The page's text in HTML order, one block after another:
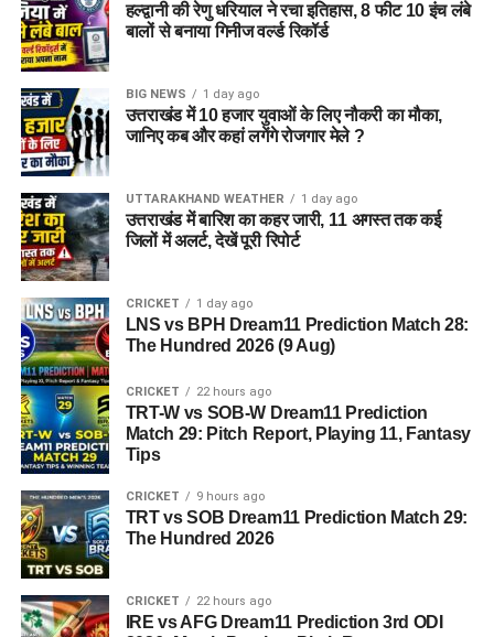
हल्द्वानी की रेणु धरियाल ने रचा इतिहास, 8 फीट 10 इंच लंबे
बालों से बनाया गिनीज वर्ल्ड रिकॉर्ड
BIG NEWS 1 day ago
उत्तराखंड में 10 हजार युवाओं के लिए नौकरी का मौका,
जानिए कब और कहां लगेंगे रोजगार मेले ?
UTTARAKHAND WEATHER 1 day ago
उत्तराखंड में बारिश का कहर जारी, 11 अगस्त तक कई
जिलों में अलर्ट, देखें पूरी रिपोर्ट
CRICKET 1 day ago
LNS vs BPH Dream11 Prediction Match 28:
The Hundred 2026 (9 Aug)
CRICKET 22 hours ago
TRT-W vs SOB-W Dream11 Prediction
Match 29: Pitch Report, Playing 11, Fantasy
Tips
CRICKET 9 hours ago
TRT vs SOB Dream11 Prediction Match 29:
The Hundred 2026
CRICKET 22 hours ago
IRE vs AFG Dream11 Prediction 3rd ODI